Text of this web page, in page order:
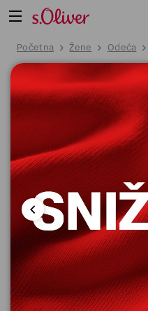
Početna Žene Odeća